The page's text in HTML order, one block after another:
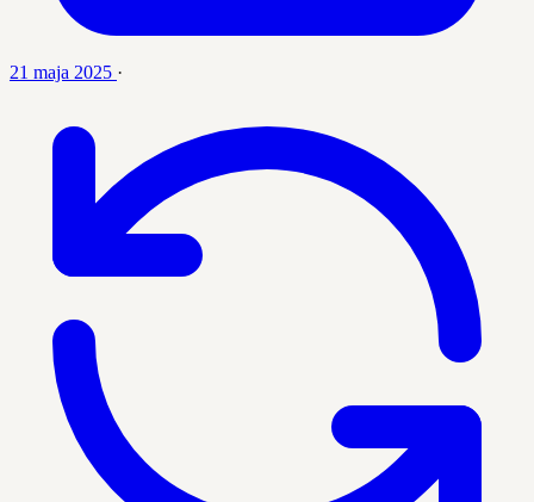
21 maja 2025 ·